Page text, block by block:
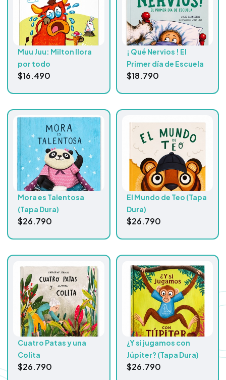
Muu Juu: Milton llora
por todo
$16.490
¡ Qué Nervios ! El
Primer día de Escuela
$18.790
Mora es Talentosa
(Tapa Dura)
$26.790
El Mundo de Teo (Tapa
Dura)
$26.790
Cuatro Patas y una
Colita
$26.790
¿Y si jugamos con
Júpiter? (Tapa Dura)
$26.790